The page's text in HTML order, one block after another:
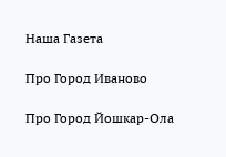
Наша Газета
Про Город Иваново
Про Город Йошкар-Ола